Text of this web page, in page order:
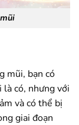
mũi, bạn có
là có, nhưng với
và có thể bị
giai đoạn